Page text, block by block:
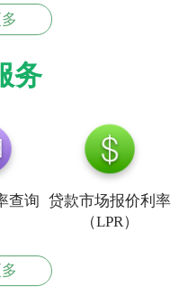
务
查询 贷款市场报价利率
（LPR）